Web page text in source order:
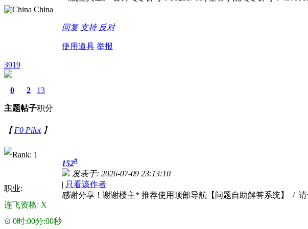
China
回复 支持 反对
使用道具 举报
3919
0
主题
2
帖子
13
积分
【 F0 Pilot】
职业:
连飞资格: X
⊙ 0时:00分:00秒
152#
发表于: 2026-07-09 23:13:10
| 只看该作者
感谢分享！谢谢楼主* 推荐使用顶部导航【问题自助解答系统】 /